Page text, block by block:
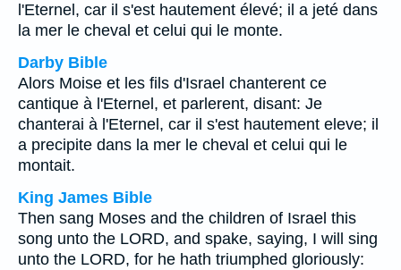
l'Eternel, car il s'est hautement élevé; il a jeté dans
la mer le cheval et celui qui le monte.
Darby Bible
Alors Moise et les fils d'Israel chanterent ce
cantique à l'Eternel, et parlerent, disant: Je
chanterai à l'Eternel, car il s'est hautement eleve; il
a precipite dans la mer le cheval et celui qui le
montait.
King James Bible
Then sang Moses and the children of Israel this
song unto the LORD, and spake, saying, I will sing
unto the LORD, for he hath triumphed gloriously: